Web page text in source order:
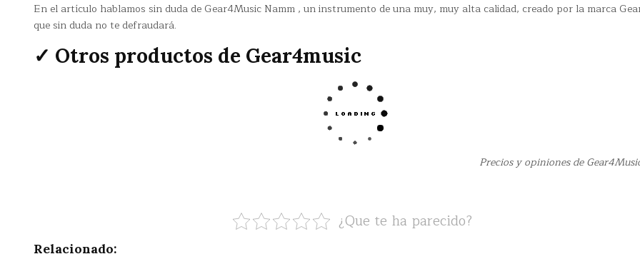
En el artículo hablamos sin duda de Gear4Music Namm , un instrumento de una muy, muy alta calidad, creado por la marca
que sin duda no te defraudará.
✓ Otros productos de Gear4music
Precios y opiniones de
¿Que te ha parecido?
Relacionado: